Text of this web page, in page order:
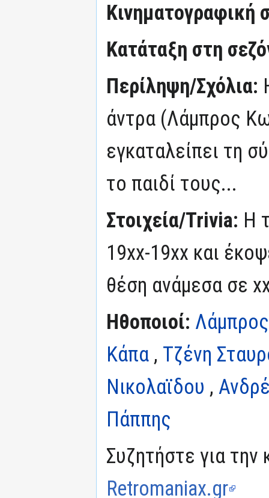
Κινηματογραφική
Κατάταξη στη
Περίληψη/Σχόλια:
άντρα (Λάμπρος
εγκαταλείπει τη
το παιδί τους...
Στοιχεία/Trivia: Η
19xx-19xx και
θέση ανάμεσα σε
Ηθοποιοί:
Κάπα , Τζένη
Νικολαϊδου ,
Πάππης
Συζητήστε για την
Retromaniax.gr